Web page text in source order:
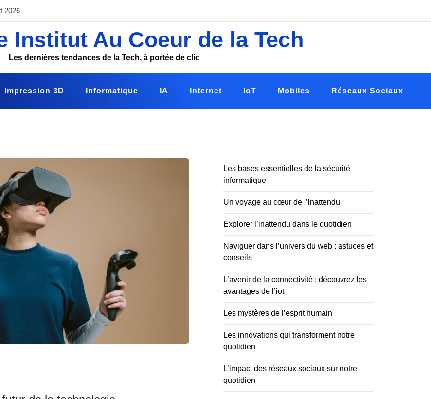
2026
Institut Au Coeur de la Tech
Les dernières tendances de la Tech, à portée de clic
Impression 3D Informatique IA Internet IoT Mobiles Réseaux Sociaux
Les bases essentielles de la sécurité
informatique
Un voyage au cœur de l’inattendu
Explorer l’inattendu dans le quotidien
Naviguer dans l’univers du web : astuces et
conseils
L’avenir de la connectivité : découvrez les
avantages de l’iot
Les mystères de l’esprit humain
Les innovations qui transforment notre
quotidien
L’impact des réseaux sociaux sur notre
quotidien